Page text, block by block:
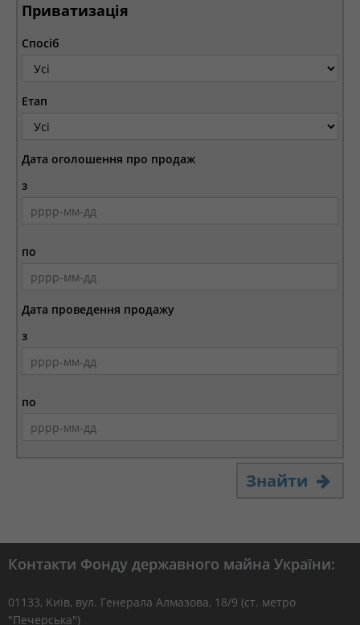
Приватизація
Спосіб
Етап
Дата оголошення про продаж
з
по
Дата проведення продажу
з
по
Знайти
Контакти Фонду державного майна України:
01133, Kиїв, вул. Генерала Алмазова, 18/9 (ст. метро
"Печерська")